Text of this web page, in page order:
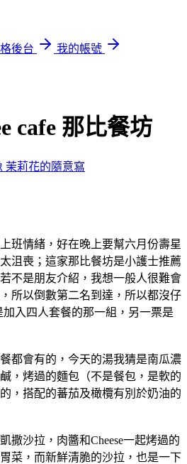
後台
我的帳號
cafe 那比餐坊
茉莉花的隨意寫
班情緒，好在晚上要幫六月份壽星
沮喪；這家那比餐坊是小護士推薦
不是朋友介紹，我想一般人很難會
所以倒數第二名到達，所以都沒仔
入四人套餐的那一組，另一票是
都會有的，今天的湯我猜是南瓜濃
，烤過的麵包（不是餐包，是軟的
，搭配的蕃茄及橄欖有別於奶油的
撒沙拉，肉醬和Cheese一起烤過的
菜，而新鮮清脆的沙拉，也是一下